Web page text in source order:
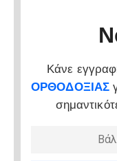
Κάνε
ΟΡΘΟΔΟΞΙΑΣ